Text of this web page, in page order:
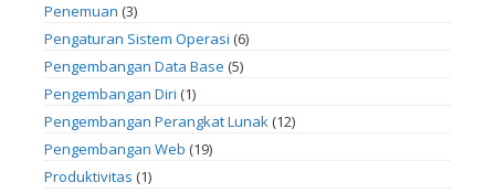
Penemuan (3)
Pengaturan Sistem Operasi (6)
Pengembangan Data Base (5)
Pengembangan Diri (1)
Pengembangan Perangkat Lunak (12)
Pengembangan Web (19)
Produktivitas (1)